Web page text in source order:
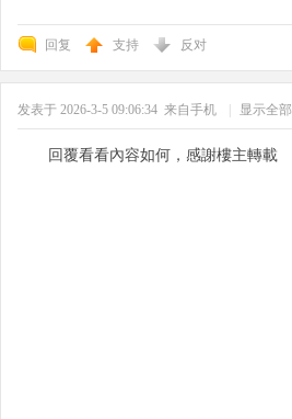
回复 支持 反对
发表于 2026-3-5 09:06:34 来自手机 显示全
回覆看看內容如何，感謝樓主轉載